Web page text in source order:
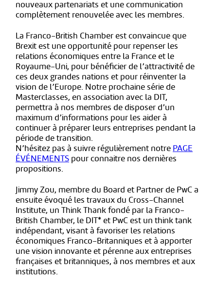
nouveaux partenariats et une communication
complètement renouvelée avec les membres.
La Franco-British Chamber est convaincue que
Brexit est une opportunité pour repenser les
relations économiques entre la France et le
Royaume-Uni, pour bénéficier de l’attractivité de
ces deux grandes nations et pour réinventer la
vision de l’Europe. Notre prochaine série de
Masterclasses, en association avec la DIT,
permettra à nos membres de disposer d’un
maximum d’informations pour les aider à
continuer à préparer leurs entreprises pendant la
période de transition.
N’hésitez pas à suivre régulièrement notre PAGE
ÉVÉNEMENTS pour connaitre nos dernières
propositions.
Jimmy Zou, membre du Board et Partner de PwC a
ensuite évoqué les travaux du Cross-Channel
Institute, un Think Thank fondé par la Franco-
British Chamber, le DIT* et PwC est un think tank
indépendant, visant à favoriser les relations
économiques Franco-Britanniques et à apporter
une vision innovante et pérenne aux entreprises
françaises et britanniques, à nos membres et aux
institutions.